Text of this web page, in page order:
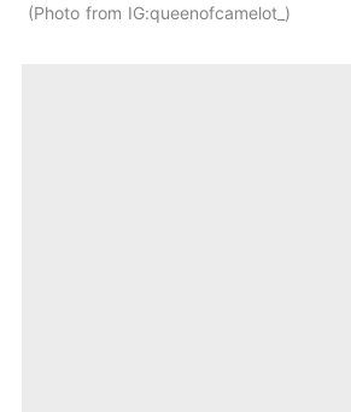
Photo from IG:queenofcamelot_